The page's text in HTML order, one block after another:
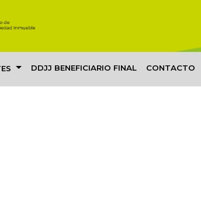
DDJJ BENEFICIARIO FINAL CONTACTO